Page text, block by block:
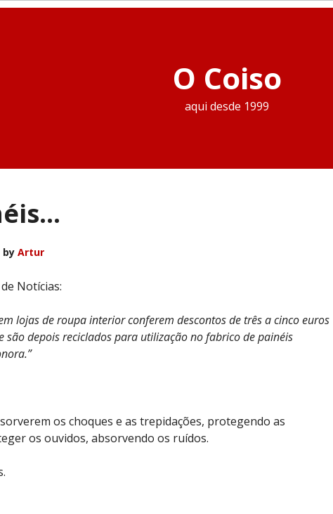
O Coiso
aqui desde 1999
by Artur
Notícias:
lojas de roupa interior conferem descontos de três a cinco euros
são depois reciclados para utilização no fabrico de painéis
os choques e as trepidações, protegendo as
os ouvidos, absorvendo os ruídos.